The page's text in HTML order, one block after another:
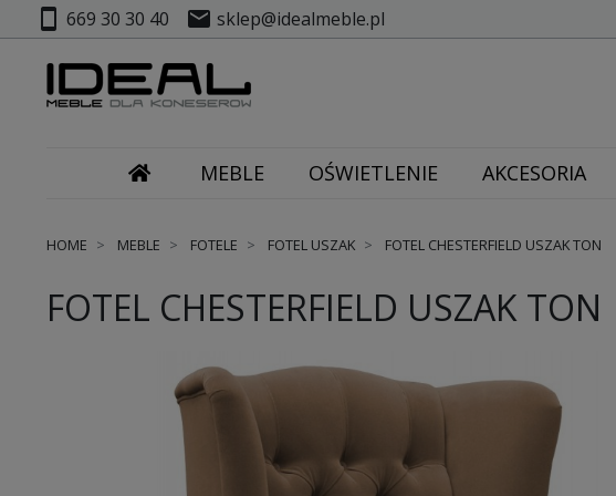
smartphone 669 30 30 40 mail sklep@idealmeble.pl
MEBLE OŚWIETLENIE AKCESORIA
HOME MEBLE FOTELE FOTEL USZAK FOTEL CHESTERFIELD USZAK TON
FOTEL CHESTERFIELD USZAK TON